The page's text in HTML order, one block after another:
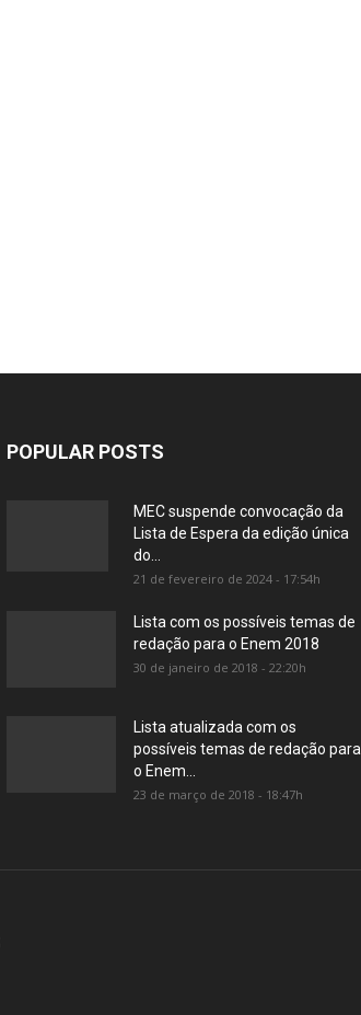
POPULAR POSTS
MEC suspende convocação da
Lista de Espera da edição única
do...
21 de fevereiro de 2024 - 17:54h
Lista com os possíveis temas de
redação para o Enem 2018
30 de janeiro de 2018 - 22:20h
Lista atualizada com os
possíveis temas de redação para
o Enem...
23 de março de 2018 - 18:47h